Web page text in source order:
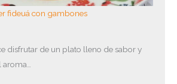
fideuá con gambones
disfrutar de un plato lleno de sabor y
aroma…